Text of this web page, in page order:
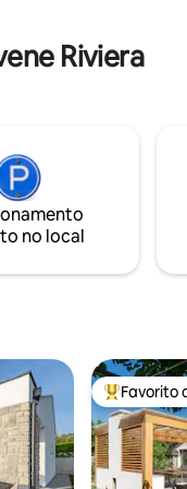
viajantes
Riviera
no local
Favoritos
Favorito